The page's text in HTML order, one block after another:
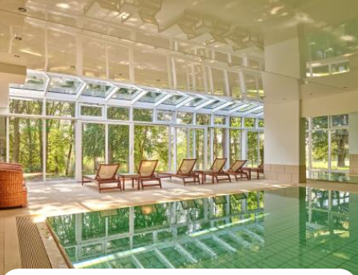
Auf der Karte anzeigen